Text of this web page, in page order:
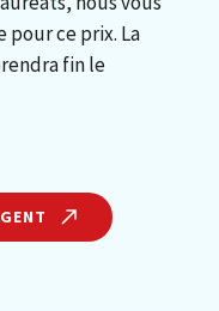
pour ce prix. La
fin le